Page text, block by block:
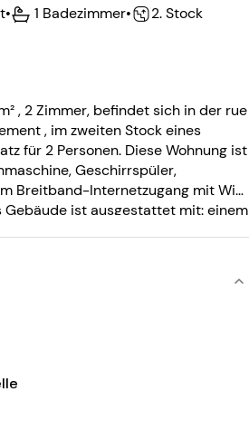
• 1 Badezimmer•
2. Stock
, 2 Zimmer, befindet sich in der rue
, im zweiten Stock eines
für 2 Personen. Diese Wohnung ist
Geschirrspüler,
Breitband-Internetzugang mit Wifi,